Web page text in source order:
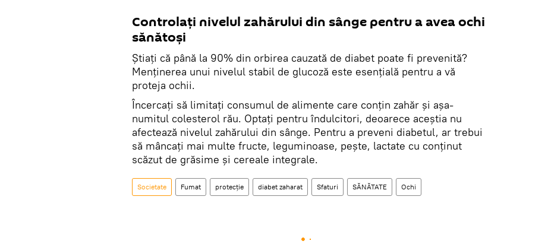
Controlaţi nivelul zahărului din sânge pentru a avea ochi
sănătoși
Știați că până la 90% din orbirea cauzată de diabet poate fi prevenită?
Menținerea unui nivelul stabil de glucoză este esențială pentru a vă
proteja ochii.
Încercați să limitați consumul de alimente care conțin zahăr și așa-
numitul colesterol rău. Optaţi pentru îndulcitori, deoarece aceştia nu
afectează nivelul zahărului din sânge. Pentru a preveni diabetul, ar trebui
să mâncaţi mai multe fructe, leguminoase, pește, lactate cu conținut
scăzut de grăsime și cereale integrale.
Societate Fumat protecție diabet zaharat Sfaturi SĂNĂTATE Ochi